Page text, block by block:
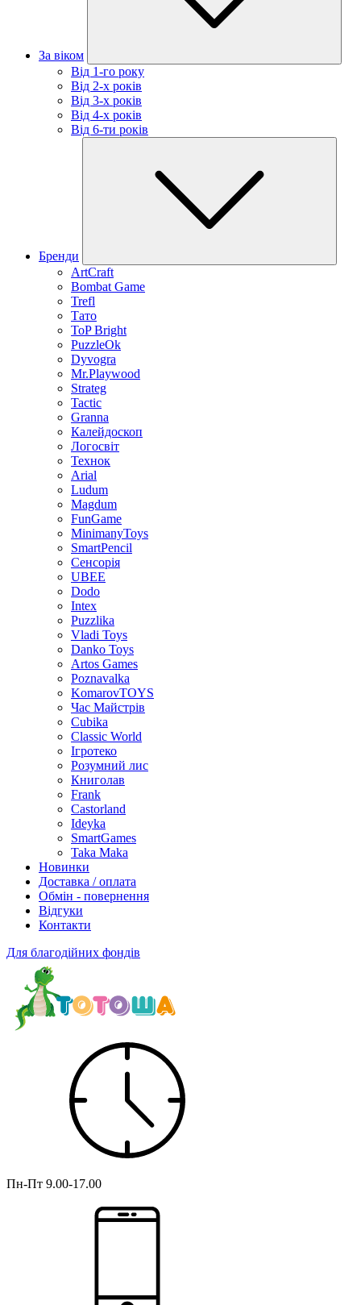
За віком
Від 1-го року
Від 2-х років
Від 3-х років
Від 4-х років
Від 6-ти років
Бренди
ArtCraft
Bombat Game
Trefl
Тато
ToP Bright
PuzzleOk
Dyvogra
Mr.Playwood
Strateg
Tactic
Granna
Калейдоскоп
Логосвіт
Технок
Arial
Ludum
Magdum
FunGame
MinimanyToys
SmartPencil
Сенсорія
UBEE
Dodo
Intex
Puzzlika
Vladi Toys
Danko Toys
Artos Games
Poznavalka
KomarovTOYS
Час Майстрів
Cubika
Classic World
Ігротеко
Розумний лис
Книголав
Frank
Castorland
Ideyka
SmartGames
Taka Maka
Новинки
Доставка / оплата
Обмін - повернення
Відгуки
Контакти
Для благодійних фондів
Пн-Пт 9.00-17.00